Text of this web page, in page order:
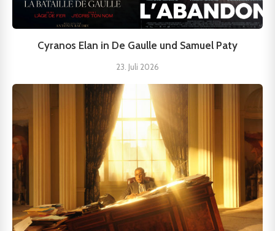
Cyranos Elan in De Gaulle und Samuel Paty
23. Juli 2026